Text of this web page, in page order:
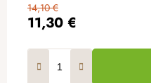
11,30 €
14,10 €